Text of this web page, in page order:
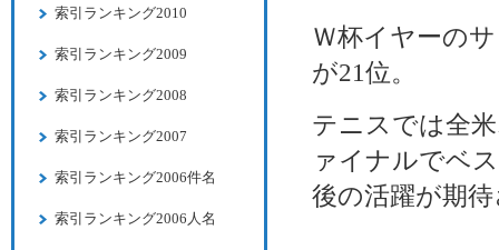
Ｗ杯イヤーの
が21位。
テニスでは全
ァイナルでベ
後の活躍が期
索引ランキング2010
索引ランキング2009
索引ランキング2008
索引ランキング2007
索引ランキング2006件名
索引ランキング2006人名